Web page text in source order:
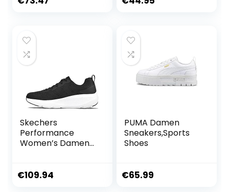
Skechers
Performance
Women’s Damen
38 EU Weit
€109.94
PUMA Damen
Sneakers,Sports
Shoes
€65.99